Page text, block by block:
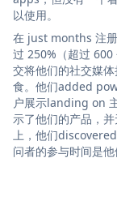
以使用。
在 just months 注
过 250%（超过
交将他们的社交媒
食。他们added
户展示landing on
示了他们的产品，
上，他们
问者的参与时间是